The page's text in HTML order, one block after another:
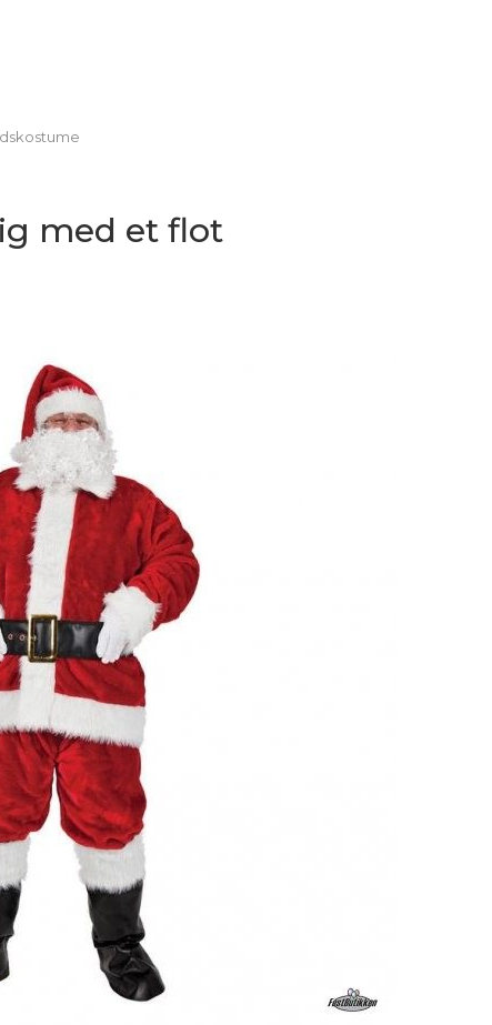
med et flot